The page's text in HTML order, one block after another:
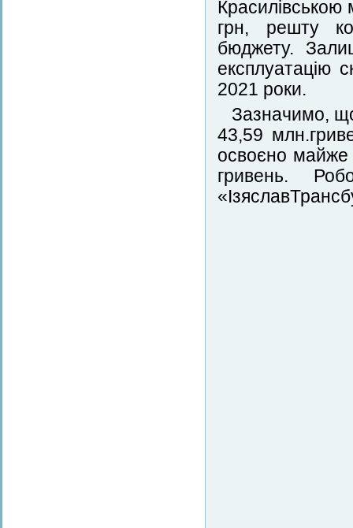
грн, решту
бюджету.
експлуатацію
2021 роки.
Зазначимо,
43,59
освоєно майже
гривень.